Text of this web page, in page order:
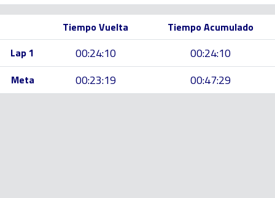
Tiempo Vuelta
Tiempo Acumulado
Lap 1
00:24:10 00:24:10
Meta 00:23:19 00:47:29